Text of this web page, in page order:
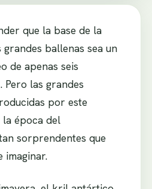
que la base de la
ballenas sea un
de apenas seis
las grandes
por este
la época del
sorprendentes que
imaginar.